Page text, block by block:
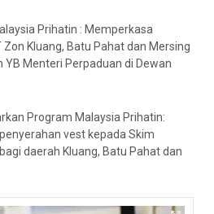
Prihatin : Memperkasa
Zon Kluang, Batu Pahat dan Mersing
Menteri Perpaduan di Dewan
Program Malaysia Prihatin:
vest kepada Skim
daerah Kluang, Batu Pahat dan